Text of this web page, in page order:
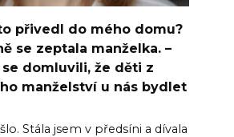
přivedl do mého domu?
se zeptala manželka. –
domluvili, že děti z
manželství u nás bydlet
Stála jsem v předsíni a dívala